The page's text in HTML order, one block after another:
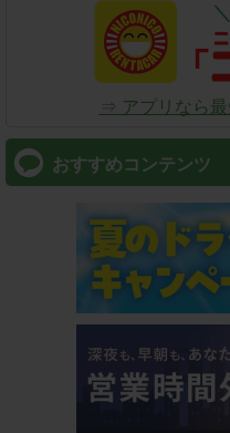
⇒ アプリなら最
おすすめコンテンツ